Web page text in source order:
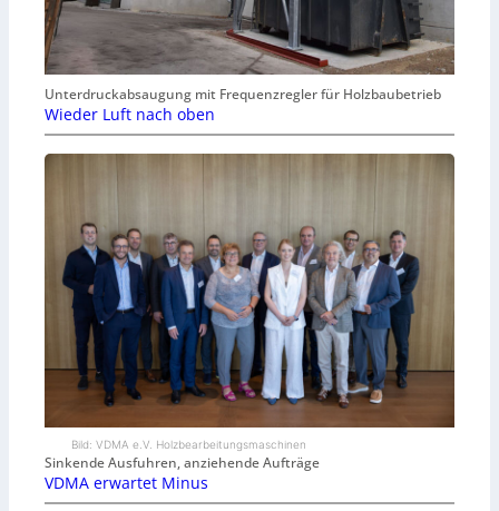
Unterdruckabsaugung mit Frequenzregler für Holzbaubetrieb
Wieder Luft nach oben
Bild: VDMA e.V. Holzbearbeitungsmaschinen
Sinkende Ausfuhren, anziehende Aufträge
VDMA erwartet Minus